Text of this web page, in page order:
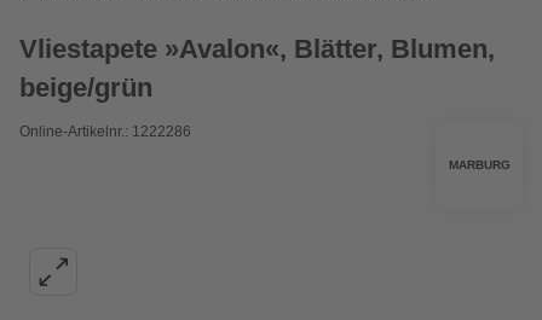
Vliestapete »Avalon«, Blätter, Blumen,
beige/grün
Online-Artikelnr.: 1222286
MARBURG